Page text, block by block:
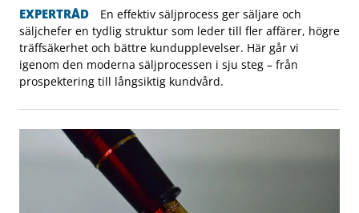
EXPERTRÅD
En effektiv säljprocess ger säljare och
säljchefer en tydlig struktur som leder till fler affärer, högre
träffsäkerhet och bättre kundupplevelser. Här går vi
igenom den moderna säljprocessen i sju steg – från
prospektering till långsiktig kundvård.